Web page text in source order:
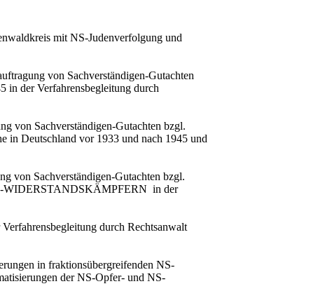
mit NS-Judenverfolgung und
von Sachverständigen-Gutachten
in der Verfahrensbegleitung durch
von Sachverständigen-Gutachten bzgl.
in Deutschland vor 1933 und nach 1945 und
von Sachverständigen-Gutachten bzgl.
WIDERSTANDSKÄMPFERN in der
durch Rechtsanwalt
in fraktionsübergreifenden NS-
der NS-Opfer- und NS-